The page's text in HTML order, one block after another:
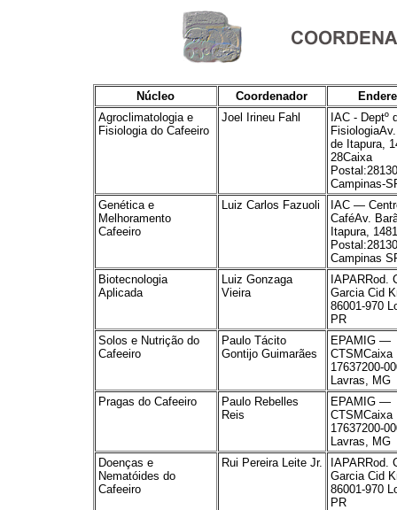
Núcleo Coordenador
Agroclimatologia e
Fisiologia do Cafeeiro
Joel Irineu Fahl
IAC - Deptº
de Itapura,
28Caixa
Campinas-
Genética e
Melhoramento
Cafeeiro
Luiz Carlos Fazuoli
IAC —
CaféAv.
Itapura,
Campinas
Biotecnologia
Aplicada
Luiz Gonzaga
Vieira
IAPARRod.
Garcia Cid
86001-970
PR
Solos e Nutrição do
Cafeeiro
Paulo Tácito
Gontijo Guimarães
EPAMIG —
CTSMCaixa
17637200-
Lavras, MG
Pragas do Cafeeiro
Paulo Rebelles
Reis
EPAMIG —
CTSMCaixa
17637200-
Lavras, MG
Doenças e
Nematóides do
Cafeeiro
Rui Pereira Leite Jr.
IAPARRod.
Garcia Cid
86001-970
PR